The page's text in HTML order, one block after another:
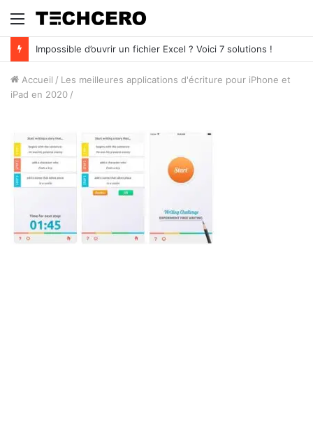
Menu
Impossible d’ouvrir un fichier Excel ? Voici 7 solutions !
Accueil / Les meilleures applications d'écriture pour iPhone et
iPad en 2020 /